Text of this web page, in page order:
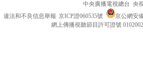
中央廣播電視總台 央
違法和不良信息舉報 京ICP證060535號
京公網安
網上傳播視聽節目許可證號